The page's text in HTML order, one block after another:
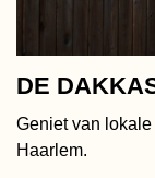
DE
Geniet van
Haarlem.